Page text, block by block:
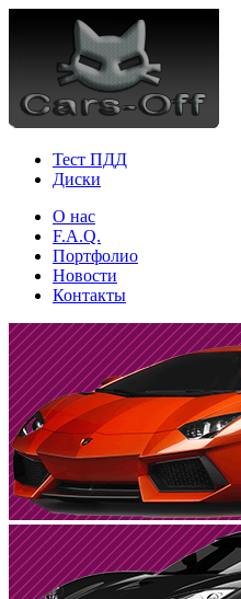
Тест ПДД
Диски
О нас
F.A.Q.
Портфолио
Новости
Контакты